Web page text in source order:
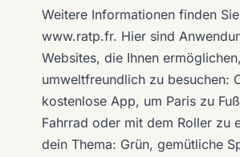
Weitere Informationen finden
www.ratp.fr. Hier sind
Websites, die Ihnen
umweltfreundlich zu besuchen:
kostenlose App, um Paris zu
Fahrrad oder mit dem Roller zu
dein Thema: Grün, gemütliche